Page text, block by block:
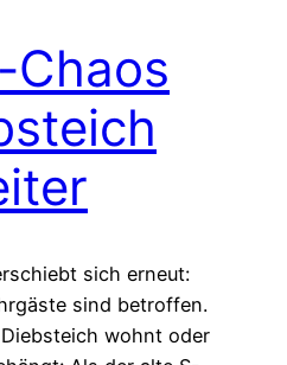
Chaos
sich erneut:
sind betroffen.
wohnt oder